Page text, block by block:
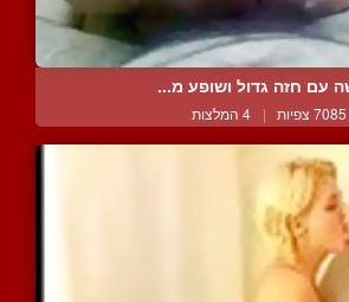
עם חזה גדול ושופע מ...
7085 צפיות | 4 המלצות